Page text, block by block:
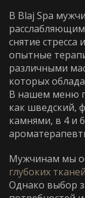
В Blaj Spa
снятие
опытные
различными
которых
В нашем меню
как шведский,
камнями, в 4 и
Мужчинам мы
глубоких тканей
Однако выбор